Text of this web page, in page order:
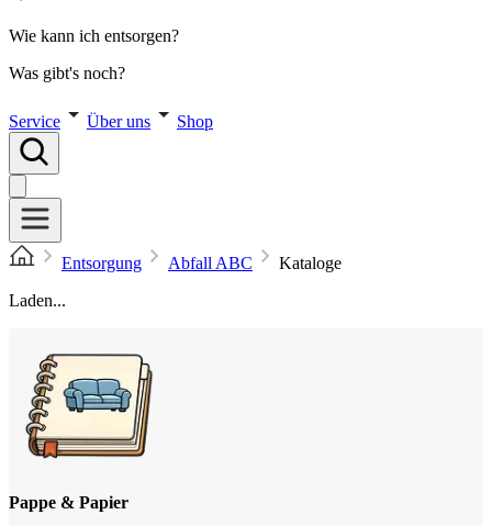
Wie kann ich entsorgen?
Was gibt's noch?
Service Über uns Shop
Entsorgung Abfall ABC
Kataloge
Laden...
Pappe & Papier